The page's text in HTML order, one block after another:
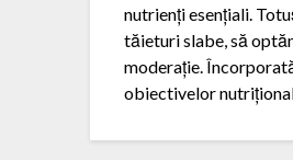
nutrienți esențiali.
tăieturi slabe, să
moderație.
obiectivelor